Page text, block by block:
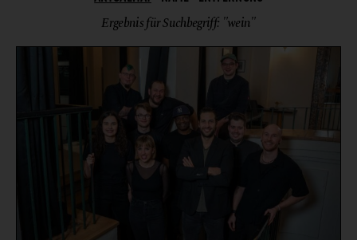
Ergebnis für Suchbegriff: "wein"